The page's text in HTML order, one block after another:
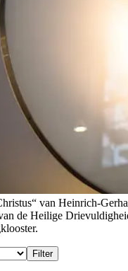
van Heinrich-
de Heilige